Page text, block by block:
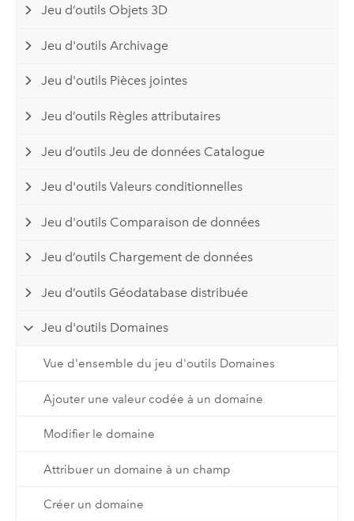
Jeu d’outils Objets 3D
Jeu d'outils Archivage
Jeu d'outils Pièces jointes
Jeu d’outils Règles attributaires
Jeu d’outils Jeu de données Catalogue
Jeu d'outils Valeurs conditionnelles
Jeu d'outils Comparaison de données
Jeu d’outils Chargement de données
Jeu d’outils Géodatabase distribuée
Jeu d'outils Domaines
Vue d'ensemble du jeu d'outils Domaines
Ajouter une valeur codée à un domaine
Modifier le domaine
Attribuer un domaine à un champ
Créer un domaine